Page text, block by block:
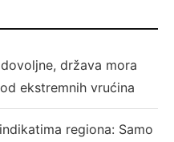
država mora
ekstremnih vrućina
regiona: Samo